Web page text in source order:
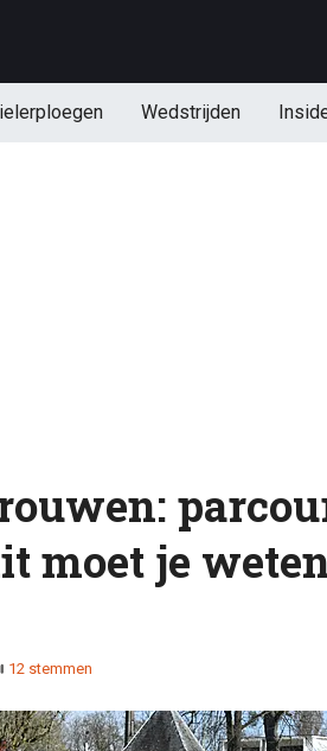
Wedstrijden
moet je
12 stemmen